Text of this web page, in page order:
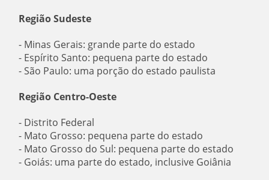
Região Sudeste
- Minas Gerais: grande parte do estado
- Espírito Santo: pequena parte do estado
- São Paulo: uma porção do estado paulista
Região Centro-Oeste
- Distrito Federal
- Mato Grosso: pequena parte do estado
- Mato Grosso do Sul: pequena parte do estado
- Goiás: uma parte do estado, inclusive Goiânia